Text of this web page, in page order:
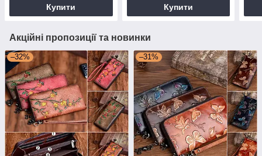
Купити Купити
Акційні пропозиції та новинки
–32% –31%